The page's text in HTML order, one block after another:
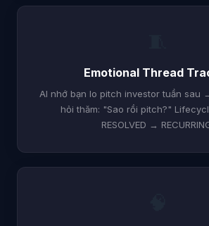
Emotional Thread
AI nhớ bạn lo pitch investor tuần sau
hỏi thăm: "Sao rồi pitch?"
RESOLVED →